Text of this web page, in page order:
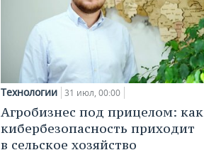
Технологии 31 июл, 00:00
Агробизнес под прицелом: как
кибербезопасность приходит
в сельское хозяйство